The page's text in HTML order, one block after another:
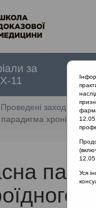
за
11
Проведені заходи
хронічних
Уся